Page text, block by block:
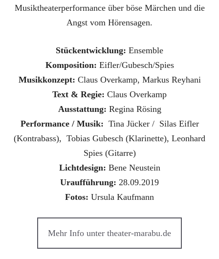
Musiktheaterperformance über böse Märchen und die
Angst vom Hörensagen.
Stückentwicklung: Ensemble
Komposition: Eifler/Gubesch/Spies
Musikkonzept: Claus Overkamp, Markus Reyhani
Text & Regie: Claus Overkamp
Ausstattung: Regina Rösing
Performance / Musik: Tina Jücker / Silas Eifler
(Kontrabass), Tobias Gubesch (Klarinette), Leonhard
Spies (Gitarre)
Lichtdesign: Bene Neustein
Uraufführung: 28.09.2019
Fotos: Ursula Kaufmann
Mehr Info unter theater-marabu.de